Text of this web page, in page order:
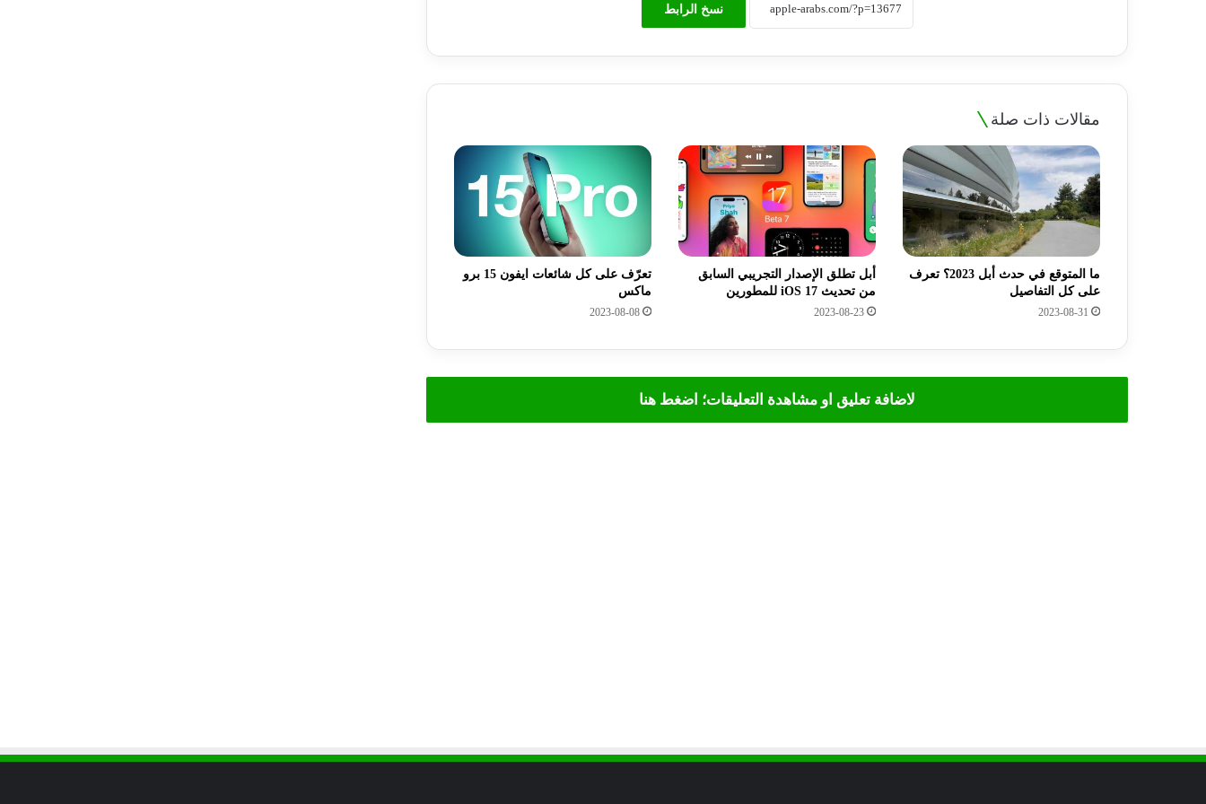
نسخ الرابط
مقالات ذات صلة
ما المتوقع في حدث أبل 2023؟ تعرف
على كل التفاصيل
2023-08-31
أبل تطلق الإصدار التجريبي السابق
من تحديث iOS 17 للمطورين
2023-08-23
تعرّف على كل شائعات ايفون 15 برو
ماكس
2023-08-08
لاضافة تعليق او مشاهدة التعليقات؛ اضغط هنا